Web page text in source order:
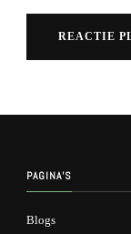
PAGINA’S
Blogs